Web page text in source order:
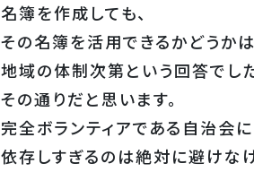
名簿を作成しても、
その名簿を活用できるかどうかは
地域の体制次第という回答でした
その通りだと思います。
完全ボランティアである自治会に
依存しすぎるのは絶対に避けな